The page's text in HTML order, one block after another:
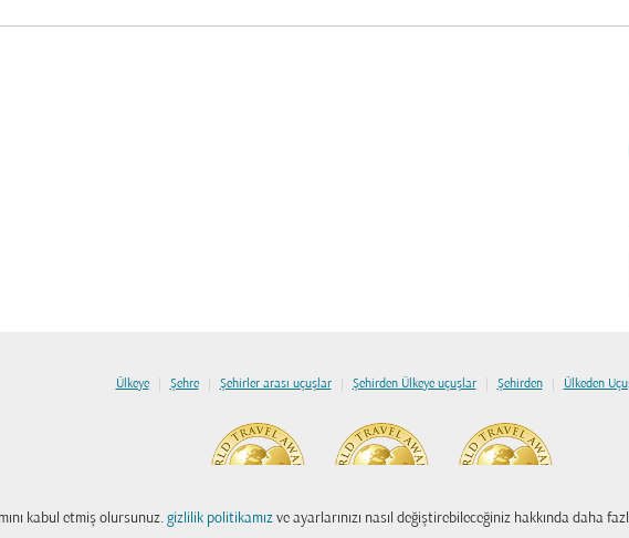
kabul etmiş olursunuz. gizlilik politikamızve ayarlarınızı nasıl değiştirebileceğiniz hakkında daha
Ülkeye | Şehre | Şehirler arası uçuşlar | Şehirden Ülkeye uçuşlar | Şehirden | Ülkeden